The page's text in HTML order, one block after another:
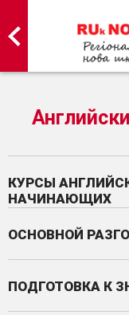
КУРСЫ
НАЧИНАЮЩИХ
ОСНОВНОЙ
ПОДГОТОВКА К